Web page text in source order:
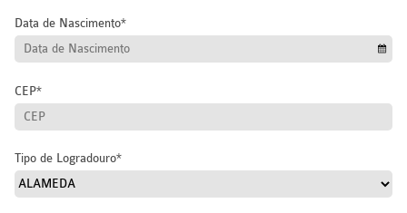
Data de Nascimento
CEP
Tipo de Logradouro